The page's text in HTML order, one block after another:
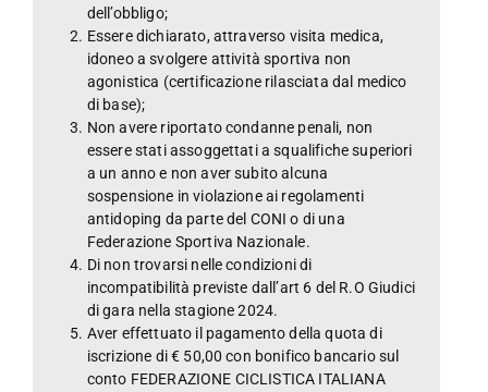
dell’obbligo;
Essere dichiarato, attraverso visita medica,
idoneo a svolgere attività sportiva non
agonistica (certificazione rilasciata dal medico
di base);
Non avere riportato condanne penali, non
essere stati assoggettati a squalifiche superiori
a un anno e non aver subito alcuna
sospensione in violazione ai regolamenti
antidoping da parte del CONI o di una
Federazione Sportiva Nazionale.
Di non trovarsi nelle condizioni di
incompatibilità previste dall’art 6 del R.O Giudici
di gara nella stagione 2024.
Aver effettuato il pagamento della quota di
iscrizione di € 50,00 con bonifico bancario sul
conto FEDERAZIONE CICLISTICA ITALIANA